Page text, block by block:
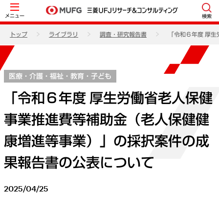
メニュー 検索
トップ ライブラリ 調査・研究報告書 「令和６年度 厚
医療・介護・福祉・教育・子ども
「令和６年度 厚生労働省老人保健
事業推進費等補助金（老人保健健
康増進等事業）」の採択案件の成
果報告書の公表について
2025/04/25